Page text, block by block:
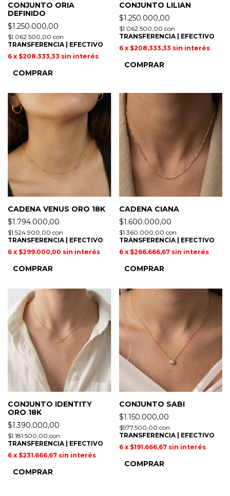
CONJUNTO ORIA
DEFINIDO
$1.250.000,00
$1.062.500,00 con
TRANSFERENCIA | EFECTIVO
6 x $208.333,33 sin interés
COMPRAR
CONJUNTO LILIAN
$1.250.000,00
$1.062.500,00 con
TRANSFERENCIA | EFECTIVO
6 x $208.333,33 sin interés
COMPRAR
CADENA VENUS ORO 18K
$1.794.000,00
$1.524.900,00 con
TRANSFERENCIA | EFECTIVO
6 x $299.000,00 sin interés
COMPRAR
CADENA CIANA
$1.600.000,00
$1.360.000,00 con
TRANSFERENCIA | EFECTIVO
6 x $266.666,67 sin interés
COMPRAR
CONJUNTO IDENTITY
ORO 18K
$1.390.000,00
$1.181.500,00 con
TRANSFERENCIA | EFECTIVO
6 x $231.666,67 sin interés
COMPRAR
CONJUNTO SABI
$1.150.000,00
$977.500,00 con
TRANSFERENCIA | EFECTIVO
6 x $191.666,67 sin interés
COMPRAR